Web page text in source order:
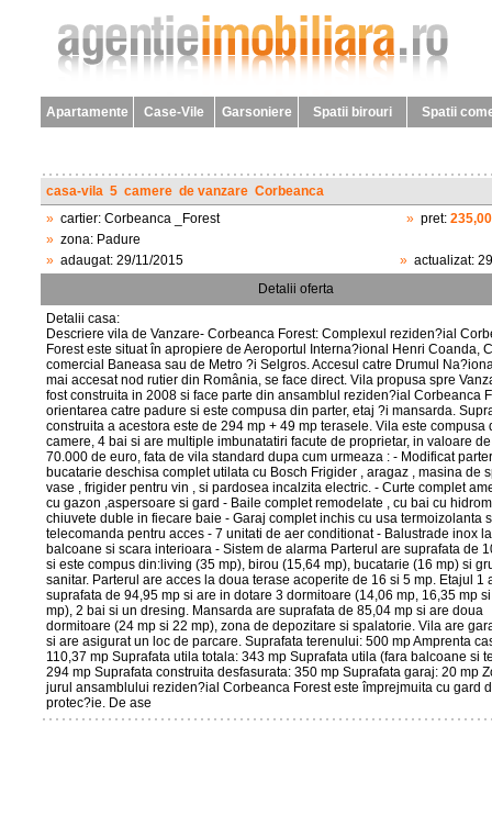
Apartamente Case-Vile Garsoniere Spatii birouri Spatii
casa-vila 5 camere de vanzare Corbeanca
» cartier: Corbeanca _Forest
» zona: Padure
» adaugat: 29/11/2015
» pret:
» actualizat:
Detalii oferta
Detalii casa:
Descriere vila de Vanzare- Corbeanca Forest: Complexul reziden?ial
Forest este situat în apropiere de Aeroportul Interna?ional Henri Coanda,
comercial Baneasa sau de Metro ?i Selgros. Accesul catre Drumul
mai accesat nod rutier din România, se face direct. Vila propusa spre
fost construita in 2008 si face parte din ansamblul reziden?ial Corbeanca
orientarea catre padure si este compusa din parter, etaj ?i mansarda.
construita a acestora este de 294 mp + 49 mp terasele. Vila este compusa
camere, 4 bai si are multiple imbunatatiri facute de proprietar, in valoare
70.000 de euro, fata de vila standard dupa cum urmeaza : - Modificat
bucatarie deschisa complet utilata cu Bosch Frigider , aragaz , masina de
vase , frigider pentru vin , si pardosea incalzita electric. - Curte complet
cu gazon ,aspersoare si gard - Baile complet remodelate , cu bai cu
chiuvete duble in fiecare baie - Garaj complet inchis cu usa termoizolanta
telecomanda pentru acces - 7 unitati de aer conditionat - Balustrade inox la
balcoane si scara interioara - Sistem de alarma Parterul are suprafata de
si este compus din:living (35 mp), birou (15,64 mp), bucatarie (16 mp) si
sanitar. Parterul are acces la doua terase acoperite de 16 si 5 mp. Etajul 1
suprafata de 94,95 mp si are in dotare 3 dormitoare (14,06 mp, 16,35 mp
mp), 2 bai si un dresing. Mansarda are suprafata de 85,04 mp si are doua
dormitoare (24 mp si 22 mp), zona de depozitare si spalatorie. Vila are
si are asigurat un loc de parcare. Suprafata terenului: 500 mp Amprenta
110,37 mp Suprafata utila totala: 343 mp Suprafata utila (fara balcoane si
294 mp Suprafata construita desfasurata: 350 mp Suprafata garaj: 20 mp
jurul ansamblului reziden?ial Corbeanca Forest este împrejmuita cu gard
protec?ie. De ase